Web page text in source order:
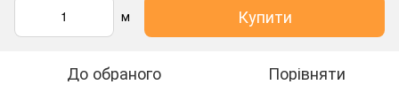
м Купити
До обраного Порівняти